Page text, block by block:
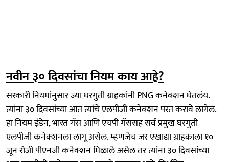
नवीन ३० दिवसांचा नियम काय आहे?
सरकारी नियमांनुसार ज्या घरगुती ग्राहकांनी PNG कनेक्शन घेतलंय.
त्यांना ३० दिवसांच्या आत त्यांचे एलपीजी कनेक्शन परत करावे लागेल.
हा नियम इंडेन, भारत गॅस आणि एचपी गॅससह सर्व प्रमुख घरगुती
एलपीजी कनेक्शनला लागू असेल. म्हणजेच जर एखाद्या ग्राहकाला १०
जून रोजी पीएनजी कनेक्शन मिळाले असेल तर त्यांना ३० दिवसांच्या